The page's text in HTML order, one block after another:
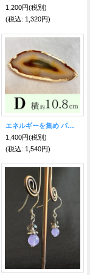
1,200円(税別)
(税込: 1,320円)
エネルギーを集め パワーを高める！瑪瑙（めのう）プレート ■Sサイズ■D【約10.8センチ×4.5センチ】
1,400円(税別)
(税込: 1,540円)